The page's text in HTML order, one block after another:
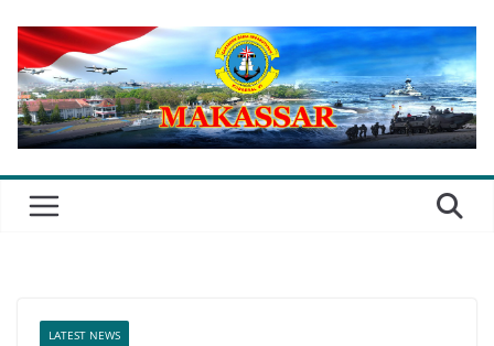
content
LATEST NEWS